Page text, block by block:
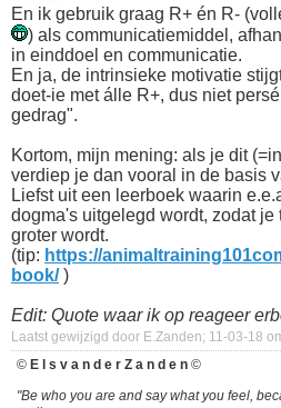
En ik gebruik graag R+ én R-
) als communicatiemiddel,
in einddoel en communicatie.
En ja, de intrinsieke motivatie
doet-ie met álle R+, dus niet
gedrag".
Kortom, mijn mening: als je dit
verdiep je dan vooral in de basis
Liefst uit een leerboek waarin
dogma's uitgelegd wordt, zodat
groter wordt.
(tip: https://
book/)
Edit: Quote waar ik op reageer
Laatst gewijzigd door E.Zanden; 11-03-18
© E l s v a n d e r Z a n d e n ©
"Be who you are and say what you feel,